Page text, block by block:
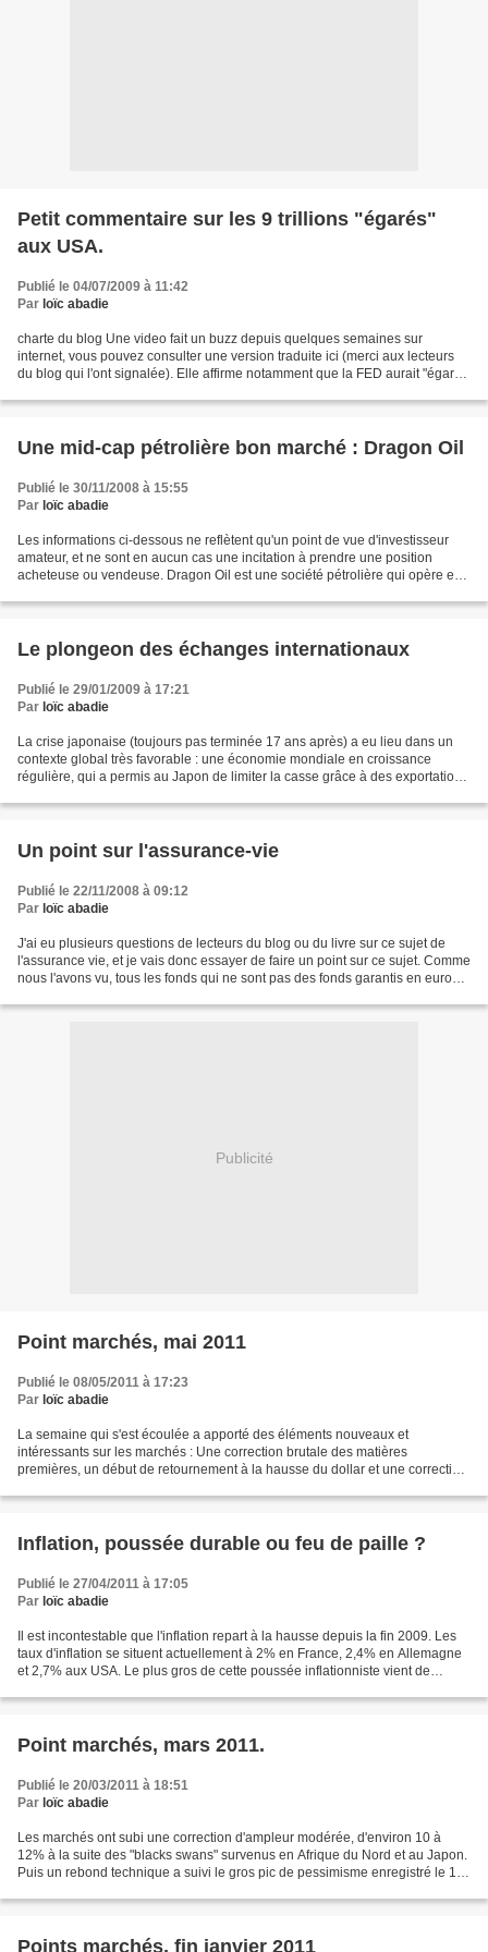
Petit commentaire sur les 9 trillions "égarés"
aux USA.
Publié le 04/07/2009 à 11:42
Par loïc abadie
charte du blog Une video fait un buzz depuis quelques semaines sur
internet, vous pouvez consulter une version traduite ici (merci aux lecteurs
du blog qui l'ont signalée). Elle affirme notamment que la FED aurait "égaré"
Une mid-cap pétrolière bon marché : Dragon Oil
Publié le 30/11/2008 à 15:55
Par loïc abadie
Les informations ci-dessous ne reflètent qu'un point de vue d'investisseur
amateur, et ne sont en aucun cas une incitation à prendre une position
acheteuse ou vendeuse. Dragon Oil est une société pétrolière qui opère en
Le plongeon des échanges internationaux
Publié le 29/01/2009 à 17:21
Par loïc abadie
La crise japonaise (toujours pas terminée 17 ans après) a eu lieu dans un
contexte global très favorable : une économie mondiale en croissance
régulière, qui a permis au Japon de limiter la casse grâce à des exportations
Un point sur l'assurance-vie
Publié le 22/11/2008 à 09:12
Par loïc abadie
J'ai eu plusieurs questions de lecteurs du blog ou du livre sur ce sujet de
l'assurance vie, et je vais donc essayer de faire un point sur ce sujet. Comme
nous l'avons vu, tous les fonds qui ne sont pas des fonds garantis en euros
Publicité
Point marchés, mai 2011
Publié le 08/05/2011 à 17:23
Par loïc abadie
La semaine qui s'est écoulée a apporté des éléments nouveaux et
intéressants sur les marchés : Une correction brutale des matières
premières, un début de retournement à la hausse du dollar et une correction
Inflation, poussée durable ou feu de paille ?
Publié le 27/04/2011 à 17:05
Par loïc abadie
Il est incontestable que l'inflation repart à la hausse depuis la fin 2009. Les
taux d'inflation se situent actuellement à 2% en France, 2,4% en Allemagne
et 2,7% aux USA. Le plus gros de cette poussée inflationniste vient de
Point marchés, mars 2011.
Publié le 20/03/2011 à 18:51
Par loïc abadie
Les marchés ont subi une correction d'ampleur modérée, d'environ 10 à
12% à la suite des "blacks swans" survenus en Afrique du Nord et au Japon.
Puis un rebond technique a suivi le gros pic de pessimisme enregistré le 16
Points marchés, fin janvier 2011